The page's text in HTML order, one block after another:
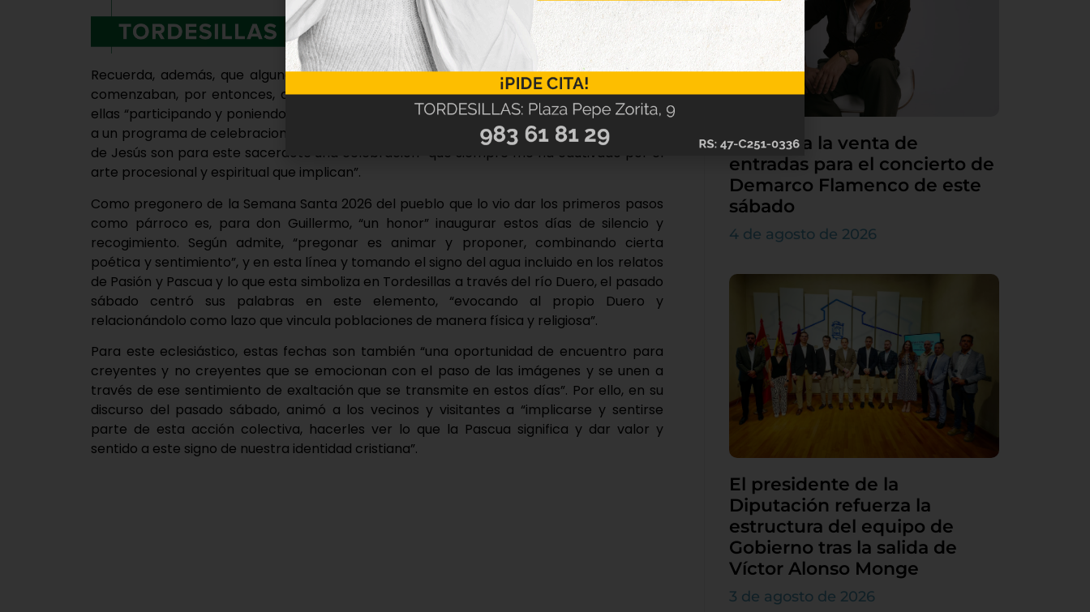
Recuerda, además, que algunas de las procesiones que hoy son asiduas en estos días
comenzaban, por entonces, al igual que él, su etapa inicial, y sin dudarlo se implicó en
ellas “participando y poniendo en valor el interés de los tordesillanos por dar continuidad
a un programa de celebraciones, actos y procesiones denso”. Y es que la Pasión y Pascua
de Jesús son para este sacerdote una celebración “que siempre me ha cautivado por el
arte procesional y espiritual que implican”.
Como pregonero de la Semana Santa 2026 del pueblo que lo vio dar los primeros pasos
como párroco es, para don Guillermo, “un honor” inaugurar estos días de silencio y
recogimiento. Según admite, “pregonar es animar y proponer, combinando cierta
poética y sentimiento”, y en esta línea y tomando el signo del agua incluido en los relatos
de Pasión y Pascua y lo que esta simboliza en Tordesillas a través del río Duero, el pasado
sábado centró sus palabras en este elemento, “evocando al propio Duero y
relacionándolo como lazo que vincula poblaciones de manera física y religiosa”.
Para este eclesiástico, estas fechas son también “una oportunidad de encuentro para
creyentes y no creyentes que se emocionan con el paso de las imágenes y se unen a
través de ese sentimiento de exaltación que se transmite en estos días”. Por ello, en su
discurso del pasado sábado, animó a los vecinos y visitantes a “implicarse y sentirse
parte de esta acción colectiva, hacerles ver lo que la Pascua significa y dar valor y
sentido a este signo de nuestra identidad cristiana”.
Continúa la venta de
entradas para el concierto de
Demarco Flamenco de este
sábado
4 de agosto de 2026
El presidente de la
Diputación refuerza la
estructura del equipo de
Gobierno tras la salida de
Víctor Alonso Monge
3 de agosto de 2026